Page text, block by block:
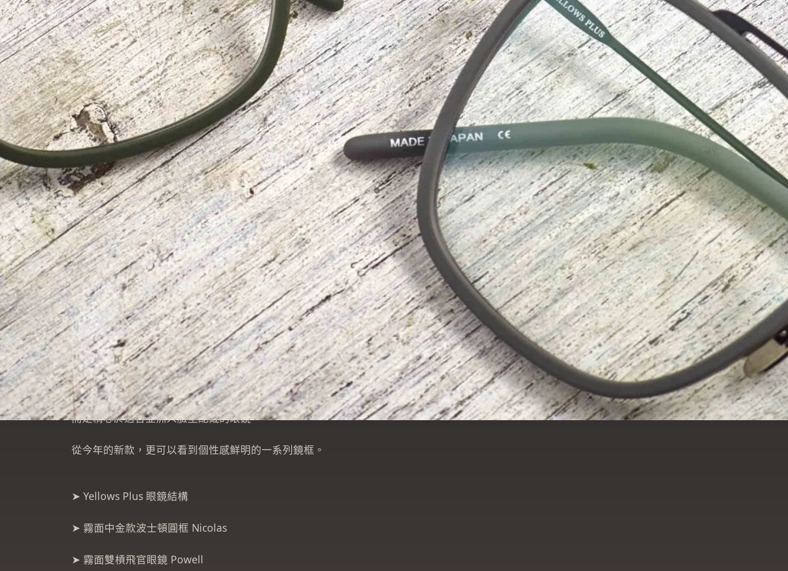
Yellows Plus・中金款演繹現代風格 首頁>日本手工眼鏡>Yellows Plus
Yellows Plus堅持著日式的美學、英倫時尚的風格，
並不一昧追求歐美的設計風格。
而是精心於適合亞洲人臉型配戴的眼鏡，
從今年的新款，更可以看到個性感鮮明的一系列鏡框。
➤ Yellows Plus 眼鏡結構
➤ 霧面中金款波士頓圓框 Nicolas
➤ 霧面雙槓飛官眼鏡 Powell